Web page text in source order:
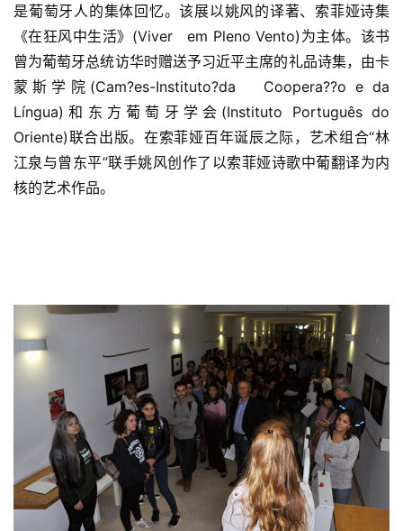
是葡萄牙人的集体回忆。该展以姚风的译著、索菲娅诗集
《在狂风中生活》(Viver   em Pleno Vento)为主体。该书
曾为葡萄牙总统访华时赠送予习近平主席的礼品诗集，由卡
蒙斯学院(Cam?es-Instituto?da   Coopera??o e da
Língua)和东方葡萄牙学会(Instituto Português do
Oriente)联合出版。在索菲娅百年诞辰之际，艺术组合“林
江泉与曾东平”联手姚风创作了以索菲娅诗歌中葡翻译为内
核的艺术作品。